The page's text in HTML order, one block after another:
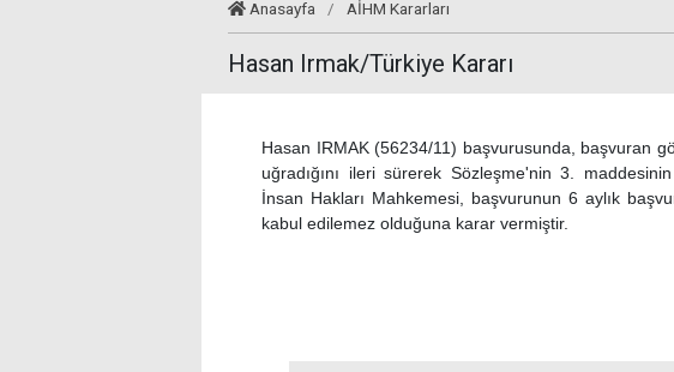
Anasayfa / AİHM Kararları
Hasan Irmak/Türkiye Kararı
Hasan IRMAK (56234/11) başvurusunda, başvuran
uğradığını ileri sürerek Sözleşme'nin 3.
İnsan Hakları Mahkemesi, başvurunun 6 aylık
kabul edilemez olduğuna karar vermiştir.